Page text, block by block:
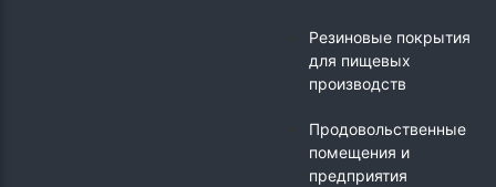
Резиновые покрытия
для пищевых
производств
Продовольственные
помещения и
предприятия